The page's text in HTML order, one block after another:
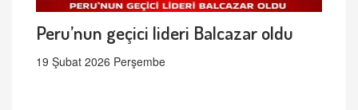
Peru’nun geçici lideri Balcazar oldu
19 Şubat 2026 Perşembe